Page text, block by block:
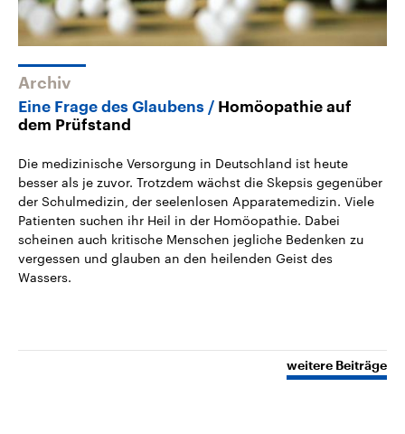
Archiv
Eine Frage des Glaubens
Homöopathie auf
dem Prüfstand
Die medizinische Versorgung in Deutschland ist heute
besser als je zuvor. Trotzdem wächst die Skepsis gegenüber
der Schulmedizin, der seelenlosen Apparatemedizin. Viele
Patienten suchen ihr Heil in der Homöopathie. Dabei
scheinen auch kritische Menschen jegliche Bedenken zu
vergessen und glauben an den heilenden Geist des
Wassers.
weitere Beiträge